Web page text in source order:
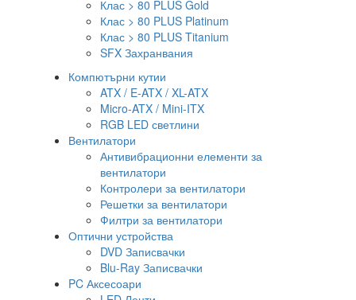
Клас > 80 PLUS Gold
Клас > 80 PLUS Platinum
Клас > 80 PLUS Titanium
SFX Захранвания
Компютърни кутии
ATX / E-ATX / XL-ATX
Micro-ATX / Mini-ITX
RGB LED светлини
Вентилатори
Антивибрационни елементи за
вентилатори
Контролери за вентилатори
Решетки за вентилатори
Филтри за вентилатори
Оптични устройства
DVD Записвачки
Blu-Ray Записвачки
PC Аксесоари